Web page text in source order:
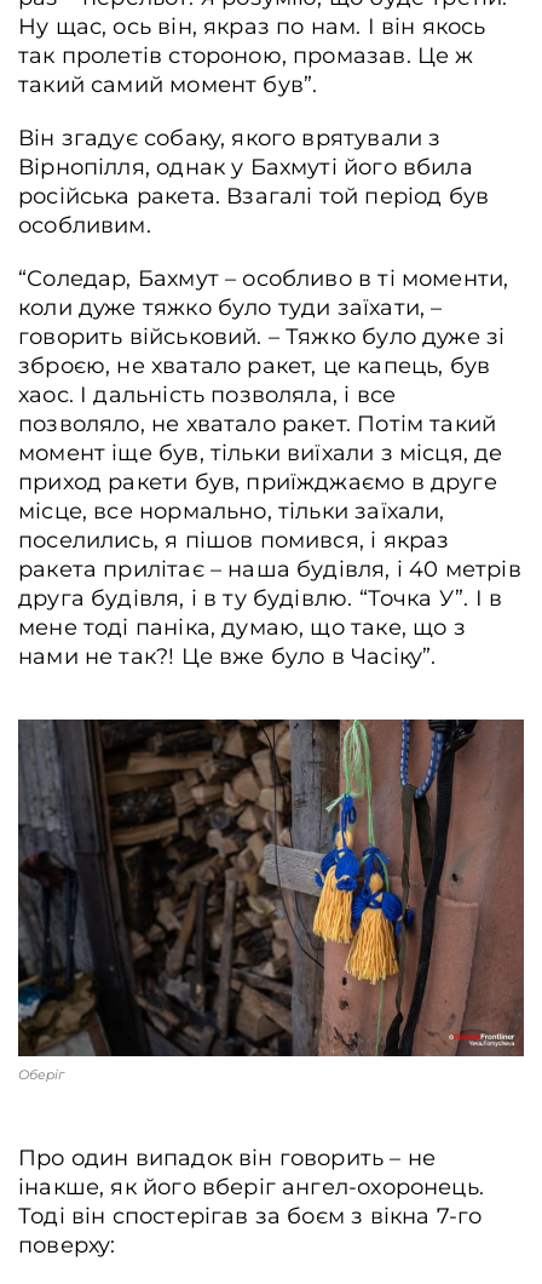
Ну щас, ось він, якраз по нам. І він якось
так пролетів стороною, промазав. Це ж
такий самий момент був”.
Він згадує собаку, якого врятували з
Вірнопілля, однак у Бахмуті його вбила
російська ракета. Взагалі той період був
особливим.
“Соледар, Бахмут – особливо в ті моменти,
коли дуже тяжко було туди заїхати, –
говорить військовий. – Тяжко було дуже зі
зброєю, не хватало ракет, це капець, був
хаос. І дальність позволяла, і все
позволяло, не хватало ракет. Потім такий
момент іще був, тільки виїхали з місця, де
приход ракети був, приїжджаємо в друге
місце, все нормально, тільки заїхали,
поселились, я пішов помився, і якраз
ракета прилітає – наша будівля, і 40 метрів
друга будівля, і в ту будівлю. “Точка У”. І в
мене тоді паніка, думаю, що таке, що з
нами не так?! Це вже було в Часіку”.
Оберіг
Про один випадок він говорить – не
інакше, як його вберіг ангел-охоронець.
Тоді він спостерігав за боєм з вікна 7-го
поверху: